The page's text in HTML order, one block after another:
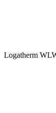
Logatherm